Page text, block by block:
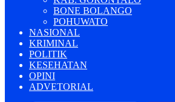
BONE BOLANGO
POHUWATO
NASIONAL
KRIMINAL
POLITIK
KESEHATAN
OPINI
ADVETORIAL